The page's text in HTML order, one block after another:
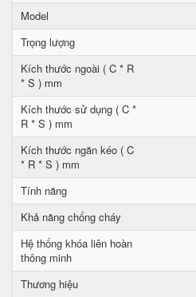
Model
Trọng lượng
Kích thước ngoài ( C * R
* S ) mm
Kích thước sử dụng ( C *
R * S ) mm
Kích thước ngăn kéo ( C
* R * S ) mm
Tính năng
Khả năng chống cháy
Hệ thống khóa liên hoàn
thông minh
Thương hiệu